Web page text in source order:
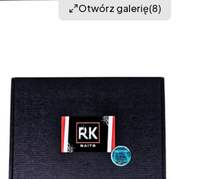
Otwórz galerię(8)